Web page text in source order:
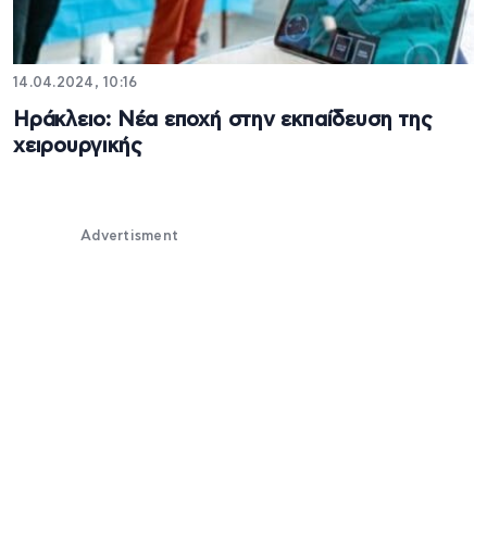
14.04.2024, 10:16
Ηράκλειο: Νέα εποχή στην εκπαίδευση της
χειρουργικής
Advertisment